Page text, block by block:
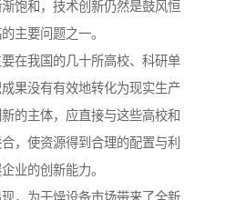
饱和，技术创新仍然是鼓风恒
主要问题之一。
在我国的几十所高校、科研单
果没有有效地转化为现实生产
的主体，应直接与这些高校和
，使资源得到合理的配置与利
业的创新能力。